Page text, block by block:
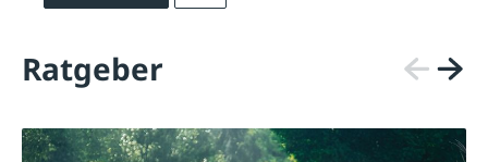
Ratgeber